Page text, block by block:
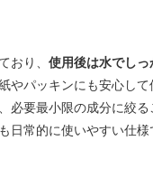
おり、 使用後は水でしっ
やパッキンにも安心し
必要最小限の成分に絞
日常的に使いやすい仕様